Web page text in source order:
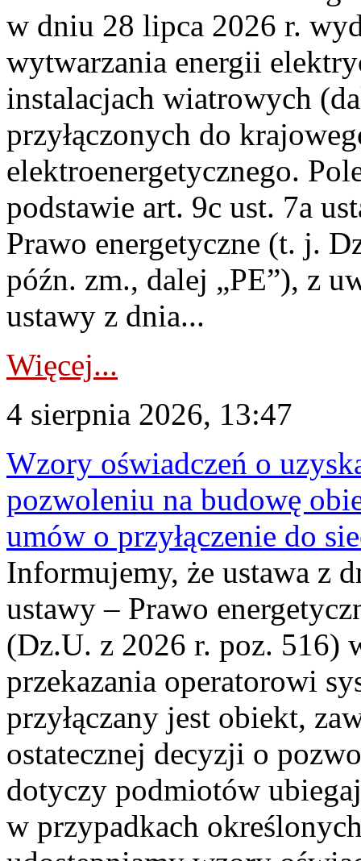
w dniu 28 lipca 2026 r.
wytwarzania energii
instalacjach wiatrowych
przyłączonych do
elektroenergetycznego.
podstawie art. 9c ust. 7a
Prawo energetyczne (t. j.
późn. zm., dalej „PE”), z
ustawy z dnia...
Więcej...
4 sierpnia 2026, 13:47
Wzory oświadczeń o
pozwoleniu na budowę
umów o przyłączenie do
Informujemy, że ustawa z
ustawy – Prawo
(Dz.U. z 2026 r. poz. 516)
przekazania operatorowi
przyłączany jest obiekt,
ostatecznej decyzji o
dotyczy podmiotów
w przypadkach